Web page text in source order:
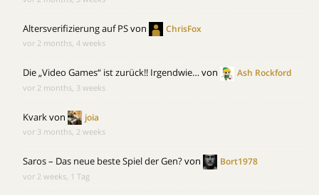
Altersverifizierung auf PSvon ChrisFox
vor 2 months, 4 weeks
Die „Video Games“ ist zurück!! Irgendwie…von Ash Rockford
vor 2 months, 3 weeks
Kvarkvon joia
vor 3 months, 2 weeks
Saros – Das neue beste Spiel der Gen?von Bort1978
vor 2 weeks, 1 Tag